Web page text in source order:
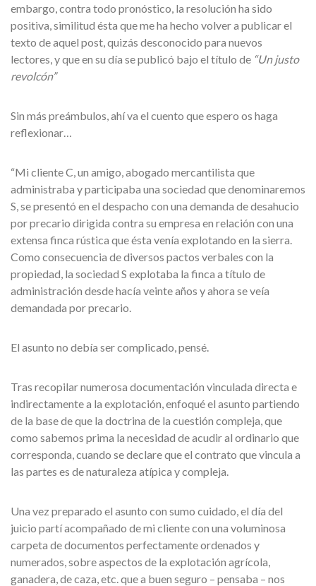
embargo, contra todo pronóstico, la resolución ha sido
positiva, similitud ésta que me ha hecho volver a publicar el
texto de aquel post, quizás desconocido para nuevos
lectores, y que en su día se publicó bajo el título de “Un justo
revolcón”
Sin más preámbulos, ahí va el cuento que espero os haga
reflexionar…
“Mi cliente C, un amigo, abogado mercantilista que
administraba y participaba una sociedad que denominaremos
S, se presentó en el despacho con una demanda de desahucio
por precario dirigida contra su empresa en relación con una
extensa finca rústica que ésta venía explotando en la sierra.
Como consecuencia de diversos pactos verbales con la
propiedad, la sociedad S explotaba la finca a título de
administración desde hacía veinte años y ahora se veía
demandada por precario.
El asunto no debía ser complicado, pensé.
Tras recopilar numerosa documentación vinculada directa e
indirectamente a la explotación, enfoqué el asunto partiendo
de la base de que la doctrina de la cuestión compleja, que
como sabemos prima la necesidad de acudir al ordinario que
corresponda, cuando se declare que el contrato que vincula a
las partes es de naturaleza atípica y compleja.
Una vez preparado el asunto con sumo cuidado, el día del
juicio partí acompañado de mi cliente con una voluminosa
carpeta de documentos perfectamente ordenados y
numerados, sobre aspectos de la explotación agrícola,
ganadera, de caza, etc. que a buen seguro – pensaba – nos